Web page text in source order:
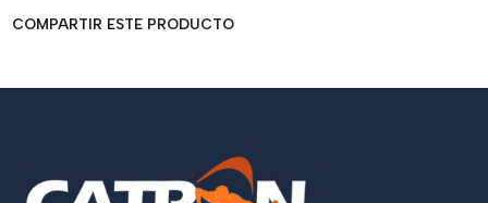
COMPARTIR ESTE PRODUCTO